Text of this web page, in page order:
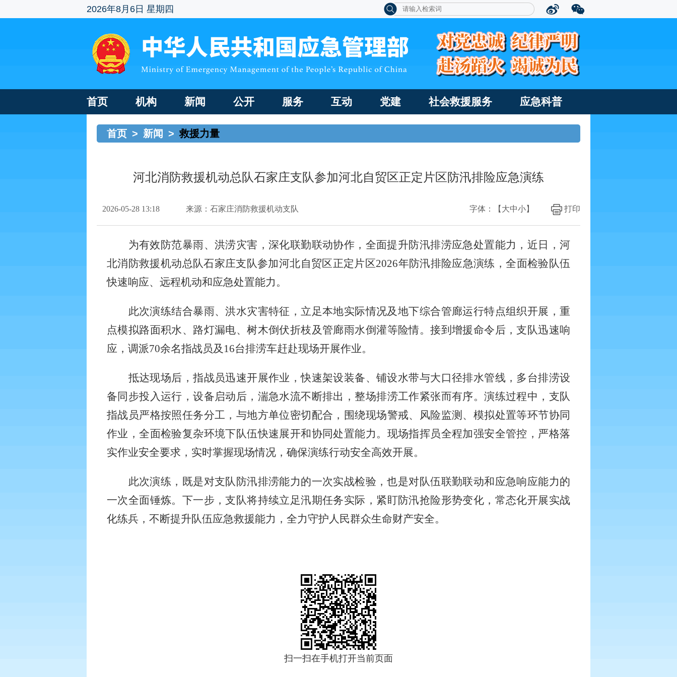
2026年8月6日 星期四
首页 机构 新闻 公开 服务 互动 党建 社会救援服务 应急科普
首页 > 新闻 > 救援力量
河北消防救援机动总队石家庄支队参加河北自贸区正定片区防汛排险应急演练
2026-05-28 13:18 来源：石家庄消防救援机动支队 打印
字体：【 大中小】
为有效防范暴雨、洪涝灾害，深化联勤联动协作，全面提升防汛排涝应急处置能力，近日，河
北消防救援机动总队石家庄支队参加河北自贸区正定片区2026年防汛排险应急演练，全面检验队伍
快速响应、远程机动和应急处置能力。
此次演练结合暴雨、洪水灾害特征，立足本地实际情况及地下综合管廊运行特点组织开展，重
点模拟路面积水、路灯漏电、树木倒伏折枝及管廊雨水倒灌等险情。接到增援命令后，支队迅速响
应，调派70余名指战员及16台排涝车赶赴现场开展作业。
抵达现场后，指战员迅速开展作业，快速架设装备、铺设水带与大口径排水管线，多台排涝设
备同步投入运行，设备启动后，湍急水流不断排出，整场排涝工作紧张而有序。演练过程中，支队
指战员严格按照任务分工，与地方单位密切配合，围绕现场警戒、风险监测、模拟处置等环节协同
作业，全面检验复杂环境下队伍快速展开和协同处置能力。现场指挥员全程加强安全管控，严格落
实作业安全要求，实时掌握现场情况，确保演练行动安全高效开展。
此次演练，既是对支队防汛排涝能力的一次实战检验，也是对队伍联勤联动和应急响应能力的
一次全面锤炼。下一步，支队将持续立足汛期任务实际，紧盯防汛抢险形势变化，常态化开展实战
化练兵，不断提升队伍应急救援能力，全力守护人民群众生命财产安全。
扫一扫在手机打开当前页面